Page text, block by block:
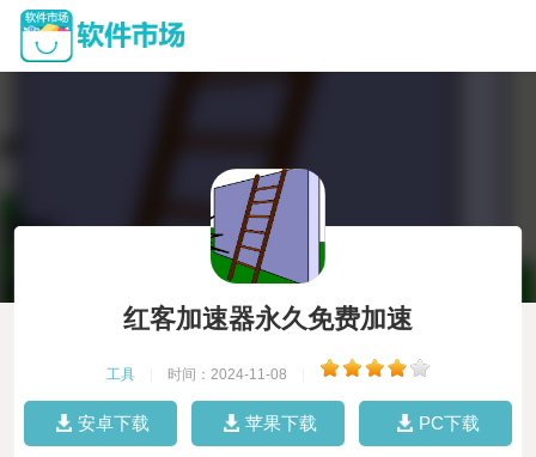
红客加速器永久免费加速
工具 时间：2024-11-08
安卓下载 苹果下载 PC下载